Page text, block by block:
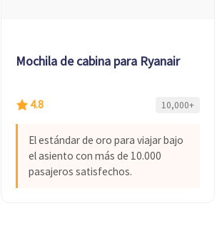
Mochila de cabina para Ryanair
4.8 10,000+
El estándar de oro para viajar bajo
el asiento con más de 10.000
pasajeros satisfechos.